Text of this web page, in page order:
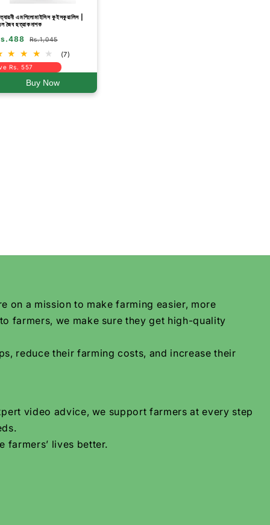
এমপিলোমাইসিস কুইসকুয়ালিস |
জৈব ছত্রাকনাশক
Rs.1,045
(7)
Rs. 557
Buy Now
on a mission to make farming easier, more
farmers, we make sure they get high-quality
reduce their farming costs, and increase their
video advice, we support farmers at every step
farmers’ lives better.